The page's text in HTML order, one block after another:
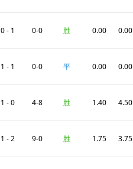
0 - 1 0-0 胜 0.00 0.00
1 - 1 0-0 平 0.00 0.00
1 - 0 4-8 胜 1.40 4.50
1 - 2 9-0 胜 1.75 3.75